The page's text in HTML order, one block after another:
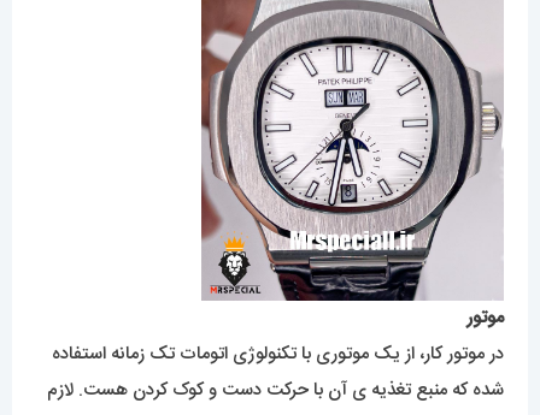
موتور
در موتور کار، از یک موتوری با تکنولوژی اتومات تک زمانه استفاده
شده که منبع تغذیه ی آن با حرکت دست و کوک کردن هست. لازم